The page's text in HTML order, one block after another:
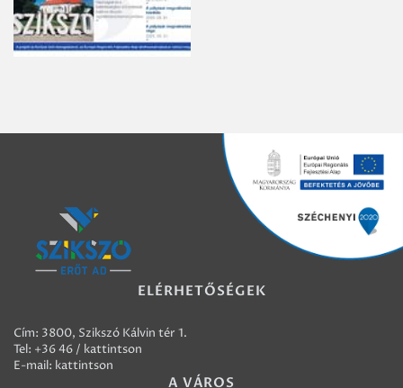
ELÉRHETŐSÉGEK
Cím: 3800, Szikszó Kálvin tér 1.
Tel: +36 46 / kattintson
E-mail: kattintson
A VÁROS